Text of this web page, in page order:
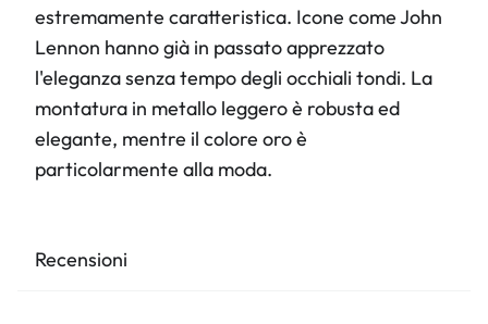
estremamente caratteristica. Icone come John
Lennon hanno già in passato apprezzato
l'eleganza senza tempo degli occhiali tondi. La
montatura in metallo leggero è robusta ed
elegante, mentre il colore oro è
particolarmente alla moda.
Recensioni